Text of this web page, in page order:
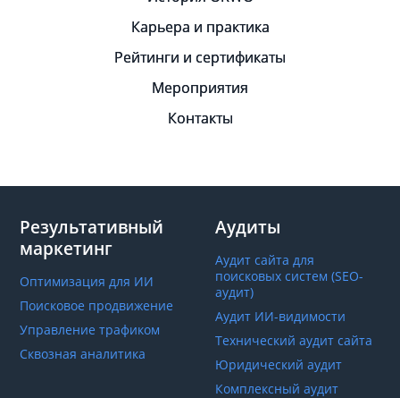
Карьера и практика
Рейтинги и сертификаты
Мероприятия
Контакты
Результативный
маркетинг
Оптимизация для ИИ
Поисковое продвижение
Управление трафиком
Сквозная аналитика
Аудиты
Аудит сайта для
поисковых систем (SEO-
аудит)
Аудит ИИ-видимости
Технический аудит сайта
Юридический аудит
Комплексный аудит